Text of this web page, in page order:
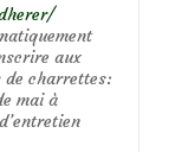
aux
charrettes:
mai à